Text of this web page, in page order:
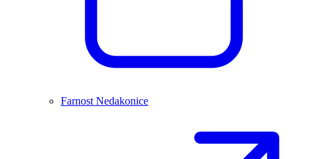
Farnost Nedakonice